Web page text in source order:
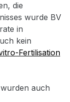
die
wurde BV
in
kein
Fertilisation
auch